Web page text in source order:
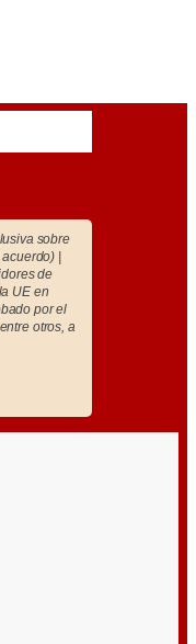
sobre
|
de
UE en
por el
otros, a